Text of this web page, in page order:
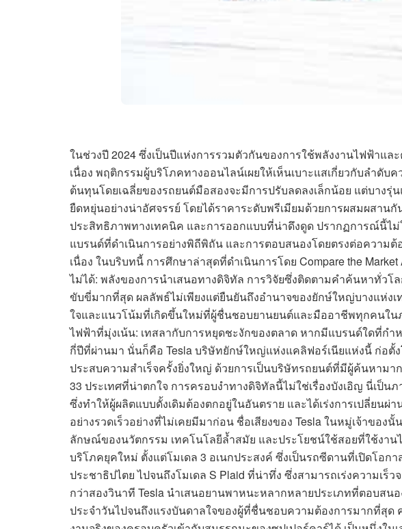
ในช่วงปี 2024 ซึ่งเป็นปีแห่งการรวมตัวกันของการใช้พลังงานไฟฟ้าแล
เนื่อง พฤติกรรมผู้บริโภคทางออนไลน์เผยให้เห็นเบาะแสเกี่ยวกับลำดั
ต้นทุนโดยเฉลี่ยของรถยนต์มือสองจะมีการปรับลดลงเล็กน้อย แต่บางรุ่
ยืดหยุ่นอย่างน่าอัศจรรย์ โดยได้ราคาระดับพรีเมียมด้วยการผสมผสานกั
ประสิทธิภาพทางเทคนิค และการออกแบบที่น่าดึงดูด ปรากฏการณ์นี้ไม่
แบรนด์ที่ดำเนินการอย่างพิถีพิถัน และการตอบสนองโดยตรงต่อความ
เนื่อง ในบริบทนี้ การศึกษาล่าสุดที่ดำเนินการโดย Compare the Market
ไม่ได้: พลังของการนำเสนอทางดิจิทัล การวิจัยซึ่งติดตามคำค้นหาทั่วโ
ขับขี่มากที่สุด ผลลัพธ์ไม่เพียงแต่ยืนยันถึงอำนาจของยักษ์ใหญ่บางแห่งเ
ใจและแนวโน้มที่เกิดขึ้นใหม่ที่ผู้ชื่นชอบยานยนต์และมืออาชีพทุกคนใน
ไฟฟ้าที่มุ่งเน้น: เทสลากับการหยุดชะงักของตลาด หากมีแบรนด์ใดที่ก
กี่ปีที่ผ่านมา นั่นก็คือ Tesla บริษัทยักษ์ใหญ่แห่งแคลิฟอร์เนียแห่งนี้ ก่อตั้
ประสบความสำเร็จครั้งยิ่งใหญ่ ด้วยการเป็นบริษัทรถยนต์ที่มีผู้ค้นหาม
33 ประเทศที่น่าตกใจ การครอบงำทางดิจิทัลนี้ไม่ใช่เรื่องบังเอิญ นี่เป็
ซึ่งทำให้ผู้ผลิตแบบดั้งเดิมต้องตกอยู่ในอันตราย และได้เร่งการเปลี่ยนผ่
อย่างรวดเร็วอย่างที่ไม่เคยมีมาก่อน ชื่อเสียงของ Tesla ในหมู่เจ้าของ
ลักษณ์ของนวัตกรรม เทคโนโลยีล้ำสมัย และประโยชน์ใช้สอยที่ใช้งาน
บริโภคยุคใหม่ ตั้งแต่โมเดล 3 อเนกประสงค์ ซึ่งเป็นรถซีดานที่เปิดโอกา
ประชาธิปไตย ไปจนถึงโมเดล S Plaid ที่น่าทึ่ง ซึ่งสามารถเร่งความเร็ว
กว่าสองวินาที Tesla นำเสนอยานพาหนะหลากหลายประเภทที่ตอบสน
ประจำวันไปจนถึงแรงบันดาลใจของผู้ที่ชื่นชอบความต้องการมากที่สุด